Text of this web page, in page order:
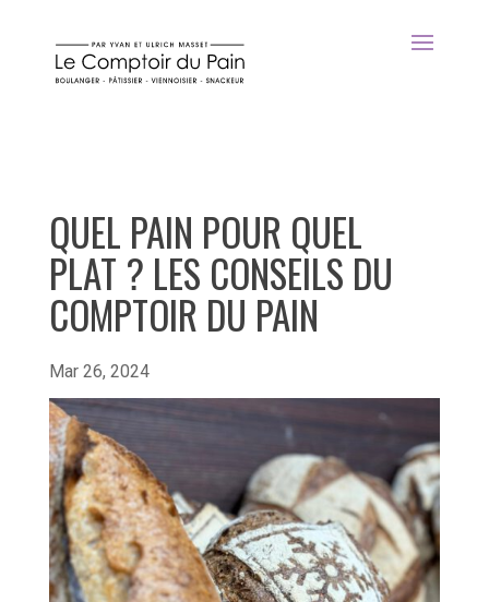
QUEL PAIN POUR QUEL
PLAT ? LES CONSEILS DU
COMPTOIR DU PAIN
Mar 26, 2024